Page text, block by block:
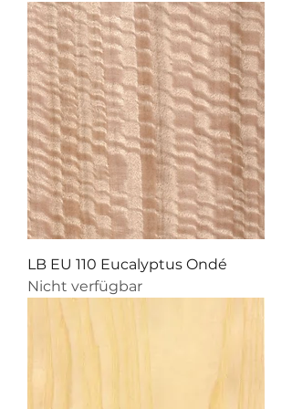
LB EU 110 Eucalyptus Ondé
Nicht verfügbar